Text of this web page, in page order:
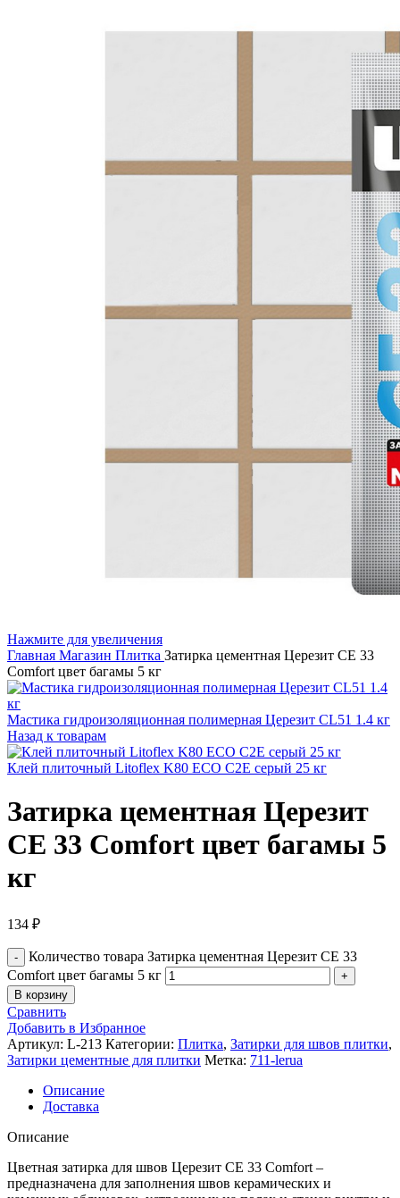
Нажмите для увеличения
Главная Магазин Плитка Затирка цементная Церезит CE 33
Comfort цвет багамы 5 кг
Мастика гидроизоляционная полимерная Церезит CL51 1.4 кг
Назад к товарам
Клей плиточный Litoflex K80 ECO С2Е серый 25 кг
Затирка цементная Церезит
CE 33 Comfort цвет багамы 5
кг
134 ₽
Количество товара Затирка цементная Церезит CE 33
Comfort цвет багамы 5 кг
В корзину
Сравнить
Добавить в Избранное
Артикул: L-213 Категории: Плитка, Затирки для швов плитки,
Затирки цементные для плитки Метка: 711-lerua
Описание
Доставка
Описание
Цветная затирка для швов Церезит CE 33 Comfort –
предназначена для заполнения швов керамических и